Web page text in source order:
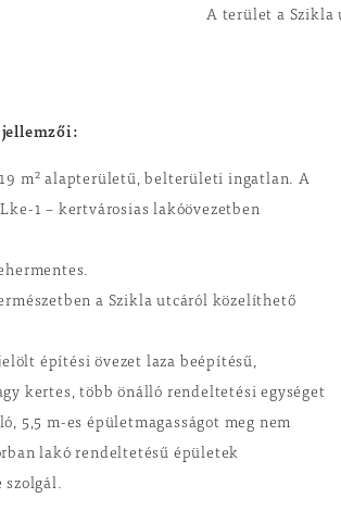
A terület a Szikla
m2 alapterületű, belterületi ingatlan. A
1 – kertvárosias lakóövezetben
a Szikla utcáról közelíthető
építési övezet laza beépítésű,
kertes, több önálló rendeltetési egységet
5,5 m-es épületmagasságot meg nem
lakó rendeltetésű épületek
szolgál.